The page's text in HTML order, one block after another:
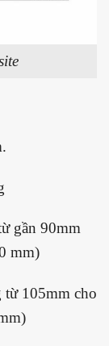
gần 90mm
mm)
105mm cho